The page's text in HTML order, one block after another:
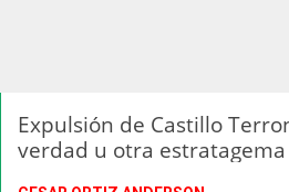
Expulsión de Castillo
verdad u otra